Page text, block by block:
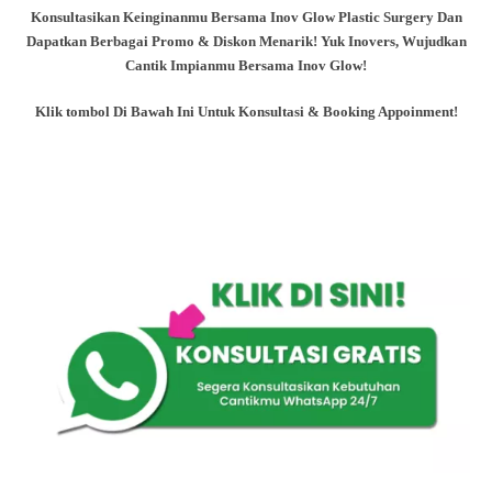
Konsultasikan Keinginanmu Bersama Inov Glow Plastic Surgery Dan
Dapatkan Berbagai Promo & Diskon Menarik! Yuk Inovers, Wujudkan
Cantik Impianmu Bersama Inov Glow!
Klik tombol Di Bawah Ini Untuk Konsultasi & Booking Appoinment!